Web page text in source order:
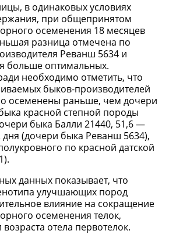
в одинаковых условиях
при общепринятом
осеменения 18 месяцев
разница отмечена по
Реванш 5634 и
больше оптимальных.
необходимо отметить, что
быков-производителей
осеменены раньше, чем дочери
красной степной породы
быка Балли 21440, 51,6 —
дня (дочери быка Реванш 5634),
по красной датской
данных показывает, что
улучшающих пород
влияние на сокращение
осеменения телок,
возраста отела первотелок.